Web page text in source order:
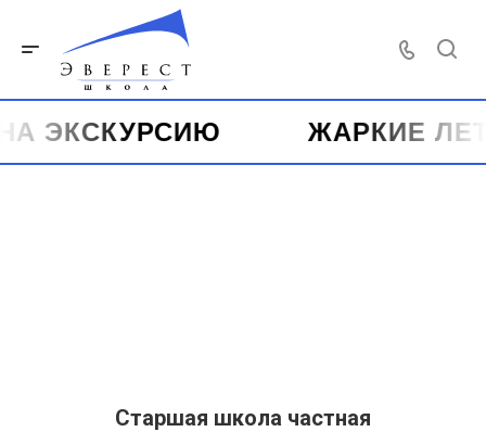
ЖАРКИЕ
Старшая школа частная